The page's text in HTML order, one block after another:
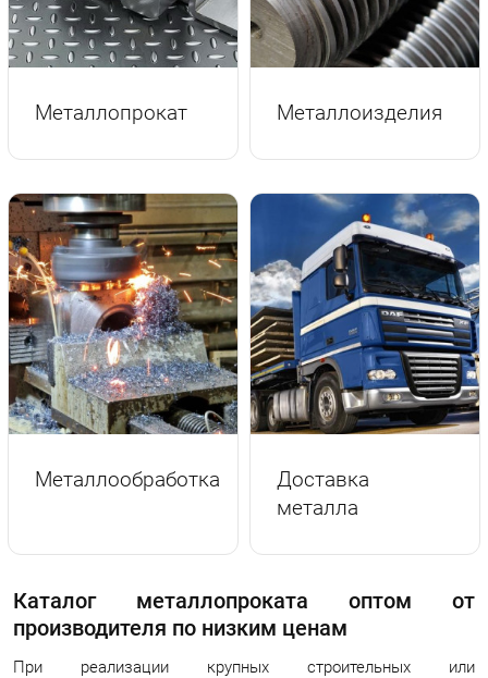
г.Вологда +7 (8172) 27-03-73
Обратный вызов
Металлопрокат Металлоизделия
Металлообработка
Доставка
металла
Каталог металлопроката оптом от
производителя по низким ценам
При реализации крупных строительных или